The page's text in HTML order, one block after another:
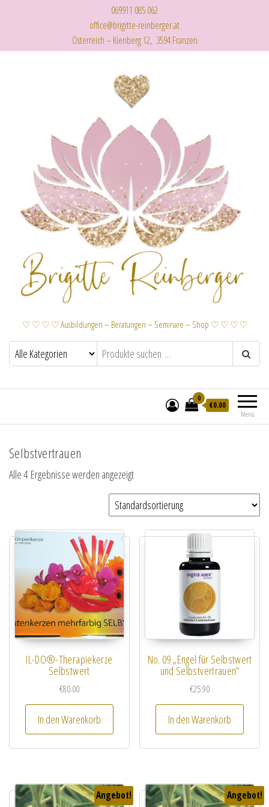
069911 085 062
office@brigitte-reinberger.at
Österreich – Kienberg 12, 3594 Franzen
♡ ♡ ♡ ♡ Ausbildungen – Beratungen – Seminare – Shop ♡ ♡ ♡ ♡
Menü
0
€0.00
Selbstvertrauen
Alle 4 Ergebnisse werden angezeigt
IL-DO®-Therapiekerze
Selbstwert
€80.00
In den Warenkorb
No. 09 „Engel für Selbstwert
und Selbstvertrauen“
€25.90
In den Warenkorb
Angebot! Angebot!